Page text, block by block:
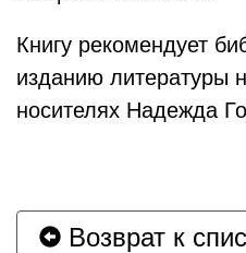
Книгу рекомендует
изданию литературы
носителях Надежда
Возврат к